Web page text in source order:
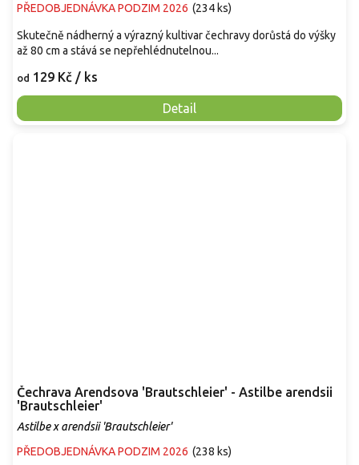
PŘEDOBJEDNÁVKA PODZIM 2026 (234 ks)
od 129 Kč / ks
Detail
Skutečně nádherný a výrazný kultivar čechravy dorůstá do výšky
až 80 cm a stává se nepřehlédnutelnou...
Čechrava Arendsova 'Brautschleier' - Astilbe arendsii
'Brautschleier'
Astilbe x arendsii 'Brautschleier'
PŘEDOBJEDNÁVKA PODZIM 2026 (238 ks)